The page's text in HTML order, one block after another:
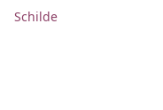
Schilde